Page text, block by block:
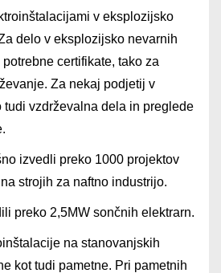
v eksplozijsko
delo v eksplozijsko nevarnih
certifikate, tako za
Za nekaj podjetij v
vzdrževalna dela in preglede
izvedli preko 1000 projektov
strojih za naftno industrijo.
preko 2,5MW sončnih elektrarn.
na stanovanjskih
kot tudi pametne. Pri pametnih